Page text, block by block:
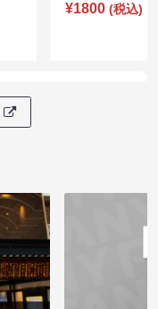
¥1800 (税込)